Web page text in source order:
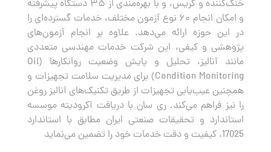
خنک‌کننده و گریس، و با بهره‌مندی از ۳۵ دستگاه پیشرفته
و امکان انجام ۶۰ نوع آزمون مختلف، خدمات گسترده‌ای را
در این حوزه ارائه می‌دهد. علاوه بر انجام آزمون‌های
پژوهشی و کیفی، این شرکت خدمات مهندسی متعددی
مانند آنالیز، تحلیل و پایش وضعیت روانکارها (Oil
Condition Monitoring) برای مدیریت سلامت تجهیزات و
همچنین عیب‌یابی تجهیزات از طریق تکنیک‌های آنالیز روغن
را نیز فراهم می‌کند. ری سان با دریافت آکرودیته موسسه
استاندارد و تحقیقات صنعتی ایران مطابق با استاندارد
17025، کیفیت و دقت خدمات خود را تضمین می‌نماید